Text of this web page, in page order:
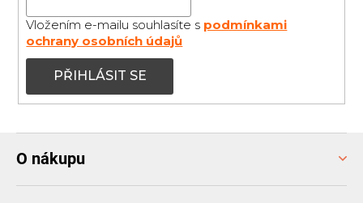
Vložením e-mailu souhlasíte s podmínkami
ochrany osobních údajů
PŘIHLÁSIT SE
O nákupu